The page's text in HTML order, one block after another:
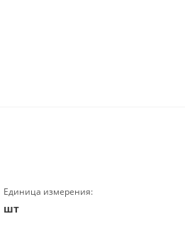
Единица измерения:
шт